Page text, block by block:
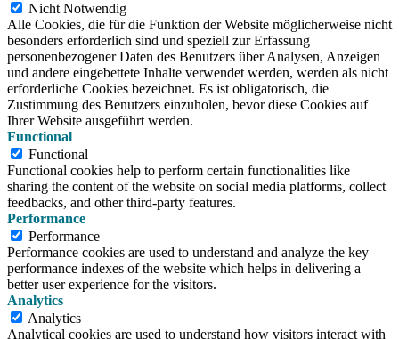
Nicht Notwendig
Alle Cookies, die für die Funktion der Website möglicherweise nicht
besonders erforderlich sind und speziell zur Erfassung
personenbezogener Daten des Benutzers über Analysen, Anzeigen
und andere eingebettete Inhalte verwendet werden, werden als nicht
erforderliche Cookies bezeichnet. Es ist obligatorisch, die
Zustimmung des Benutzers einzuholen, bevor diese Cookies auf
Ihrer Website ausgeführt werden.
Functional
Functional
Functional cookies help to perform certain functionalities like
sharing the content of the website on social media platforms, collect
feedbacks, and other third-party features.
Performance
Performance
Performance cookies are used to understand and analyze the key
performance indexes of the website which helps in delivering a
better user experience for the visitors.
Analytics
Analytics
Analytical cookies are used to understand how visitors interact with